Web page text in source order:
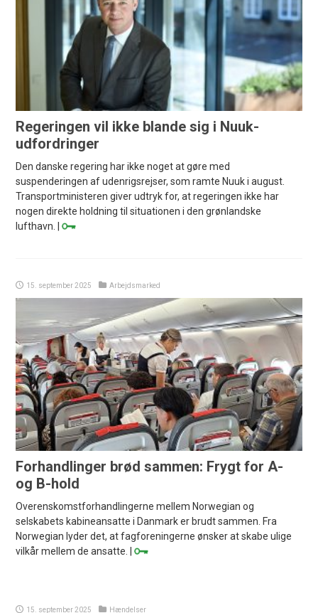
Regeringen vil ikke blande sig i Nuuk-
udfordringer
Den danske regering har ikke noget at gøre med
suspenderingen af udenrigsrejser, som ramte Nuuk i august.
Transportministeren giver udtryk for, at regeringen ikke har
nogen direkte holdning til situationen i den grønlandske
lufthavn. |
15. september 2025 Arbejdsmarked
Forhandlinger brød sammen: Frygt for A-
og B-hold
Overenskomstforhandlingerne mellem Norwegian og
selskabets kabineansatte i Danmark er brudt sammen. Fra
Norwegian lyder det, at fagforeningerne ønsker at skabe ulige
vilkår mellem de ansatte. |
15. september 2025 Hændelser